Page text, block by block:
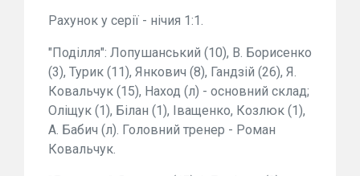
Рахунок у серії - нічия 1:1.
"Поділля": Лопушанський (10), В. Борисенко
(3), Турик (11), Янкович (8), Гандзій (26), Я.
Ковальчук (15), Наход (л) - основний склад;
Оліщук (1), Білан (1), Іващенко, Козлюк (1),
А. Бабич (л). Головний тренер - Роман
Ковальчук.